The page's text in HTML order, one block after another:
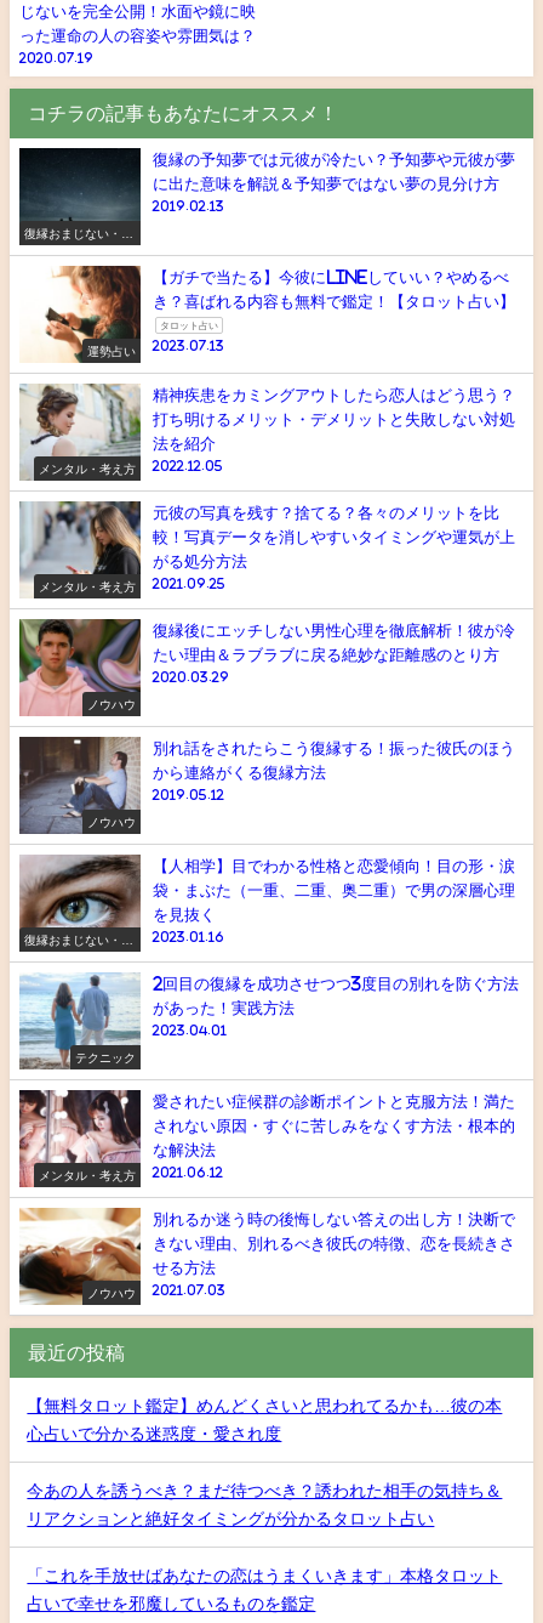
じないを完全公開！水面や鏡に映
った運命の人の容姿や雰囲気は？
2020.07.19
コチラの記事もあなたにオススメ！
復縁おまじない・ス
ピリチュアル
復縁の予知夢では元彼が冷たい？予知夢や元彼が夢
に出た意味を解説＆予知夢ではない夢の見分け方
2019.02.13
運勢占い
【ガチで当たる】今彼にLINEしていい？やめるべ
き？喜ばれる内容も無料で鑑定！【タロット占い】
タロット占い
2023.07.13
メンタル・考え方
精神疾患をカミングアウトしたら恋人はどう思う？
打ち明けるメリット・デメリットと失敗しない対処
法を紹介
2022.12.05
メンタル・考え方
元彼の写真を残す？捨てる？各々のメリットを比
較！写真データを消しやすいタイミングや運気が上
がる処分方法
2021.09.25
ノウハウ
復縁後にエッチしない男性心理を徹底解析！彼が冷
たい理由＆ラブラブに戻る絶妙な距離感のとり方
2020.03.29
ノウハウ
別れ話をされたらこう復縁する！振った彼氏のほう
から連絡がくる復縁方法
2019.05.12
復縁おまじない・ス
ピリチュアル
【人相学】目でわかる性格と恋愛傾向！目の形・涙
袋・まぶた（一重、二重、奥二重）で男の深層心理
を見抜く
2023.01.16
テクニック
2回目の復縁を成功させつつ3度目の別れを防ぐ方法
があった！実践方法
2023.04.01
メンタル・考え方
愛されたい症候群の診断ポイントと克服方法！満た
されない原因・すぐに苦しみをなくす方法・根本的
な解決法
2021.06.12
ノウハウ
別れるか迷う時の後悔しない答えの出し方！決断で
きない理由、別れるべき彼氏の特徴、恋を長続きさ
せる方法
2021.07.03
最近の投稿
【無料タロット鑑定】めんどくさいと思われてるかも…彼の本
心占いで分かる迷惑度・愛され度
今あの人を誘うべき？まだ待つべき？誘われた相手の気持ち＆
リアクションと絶好タイミングが分かるタロット占い
「これを手放せばあなたの恋はうまくいきます」本格タロット
占いで幸せを邪魔しているものを鑑定